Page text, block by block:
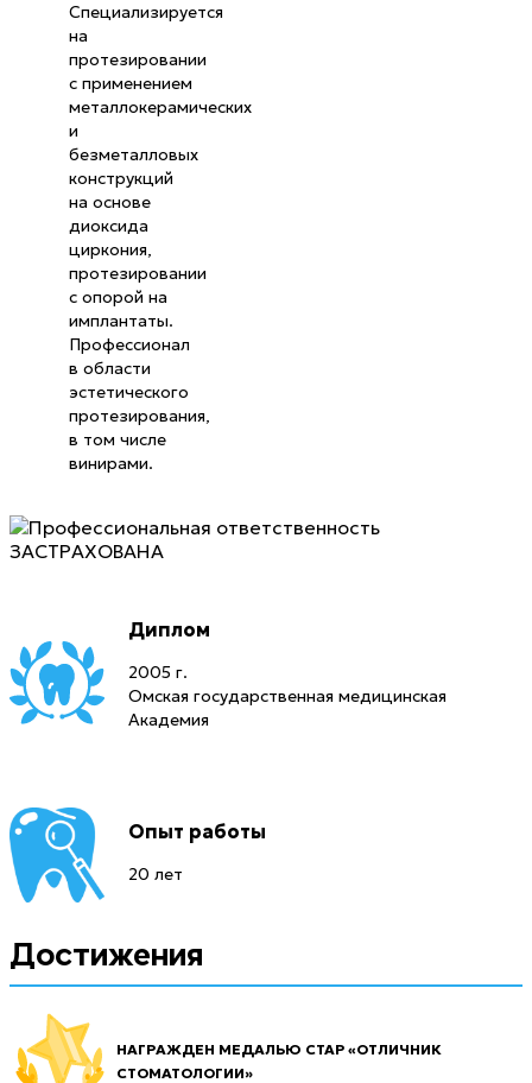
Специализируется
на
протезировании
с применением
металлокерамических
и
безметалловых
конструкций
на основе
диоксида
циркония,
протезировании
с опорой на
имплантаты.
Профессионал
в области
эстетического
протезирования,
в том числе
винирами.
Диплом
2005 г.
Омская государственная медицинская
Академия
Опыт работы
20 лет
Достижения
НАГРАЖДЕН МЕДАЛЬЮ СТАР «ОТЛИЧНИК
СТОМАТОЛОГИИ»